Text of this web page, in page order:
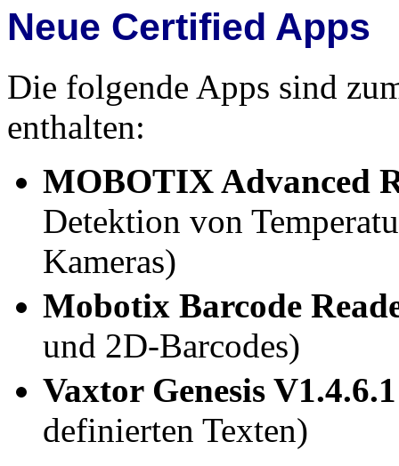
Neue Certified Apps
Die folgende Apps sind
enthalten:
MOBOTIX Advanced
Detektion von
Kameras)
Mobotix Barcode
und 2D-Barcodes)
Vaxtor Genesis V1.4.6.1
definierten Texten)